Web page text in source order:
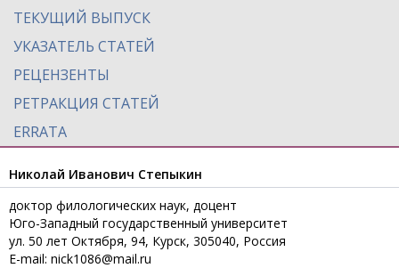
ТЕКУЩИЙ ВЫПУСК
УКАЗАТЕЛЬ СТАТЕЙ
РЕЦЕНЗЕНТЫ
РЕТРАКЦИЯ СТАТЕЙ
ERRATA
Николай Иванович Степыкин
доктор филологических наук, доцент
Юго-Западный государственный университет
ул. 50 лет Октября, 94, Курск, 305040, Россия
E-mail: nick1086@mail.ru